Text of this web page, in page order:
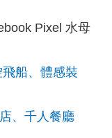
Pixel 水母
船、體感裝
、千人餐廳